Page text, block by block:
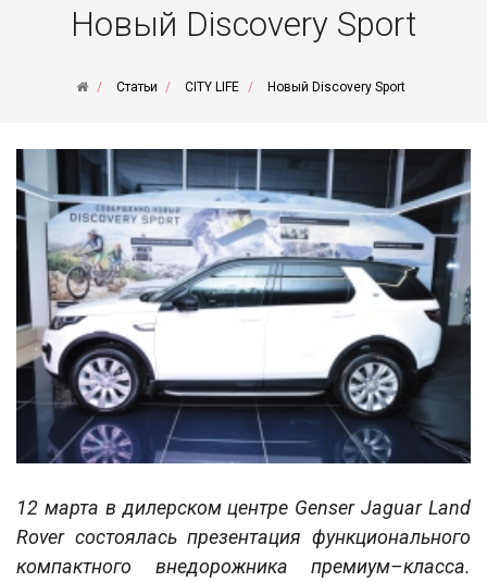
Новый Discovery Sport
Статьи CITY LIFE Новый Discovery Sport
12 марта в дилерском центре Genser Jaguar Land
Rover состоялась презентация функционального
компактного внедорожника премиум–класса.